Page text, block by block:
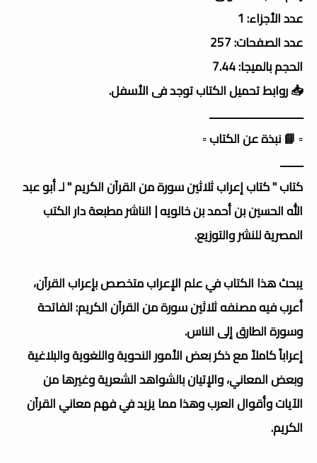
عدد الأجزاء: 1
عدد الصفحات: 257
الحجم بالميجا: 7.44
📥 روابط تحميل الكتاب توجد فى الأسفل.
ـــــــــــــــــــــــــــــــــ
▫️ 📘 نبذة عن الكتاب ▫️
ــــــــ
كتاب " كتاب إعراب ثلاثين سورة من القرآن الكريم " لـ أبو عبد
الله الحسين بن أحمد بن خالويه | الناشر مطبعة دار الكتب
المصرية للنشر والتوزيع.
يبحث هذا الكتاب في علم الإعراب متخصص بإعراب القرآن،
أعرب فيه مصنفه ثلاثين سورة من القرآن الكريم: الفاتحة
وسورة الطارق إلى الناس.
إعراباً كاملاً مع ذكر بعض الأمور النحوية واللغوية والبلاغية
وبعض المعاني، والإتيان بالشواهد الشعرية وغيرها من
الآيات وأقوال العرب وهذا مما يزيد في فهم معاني القرآن
الكريم.